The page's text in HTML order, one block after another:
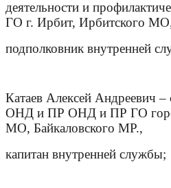
деятельности и
ГО г. Ирбит, Ирбитского
подполковник внутренней
Катаев Алексей Андреевич –
ОНД и ПР ОНД и ПР ГО
МО, Байкаловского МР.,
капитан внутренней службы;